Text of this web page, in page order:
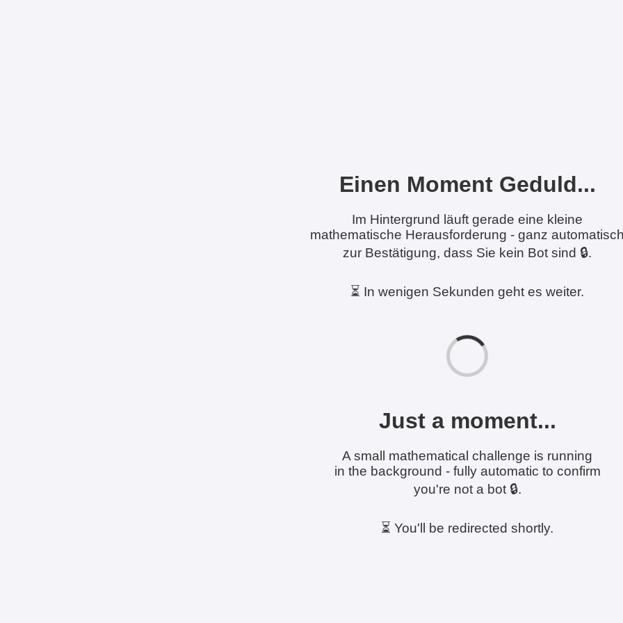
Einen Moment Geduld...
Im Hintergrund läuft gerade eine kleine
mathematische Herausforderung - ganz
zur Bestätigung, dass Sie kein Bot sind 🔒.
⏳ In wenigen Sekunden geht es weiter.
Just a moment...
A small mathematical challenge is running
in the background - fully automatic to confirm
you're not a bot 🔒.
⏳ You'll be redirected shortly.